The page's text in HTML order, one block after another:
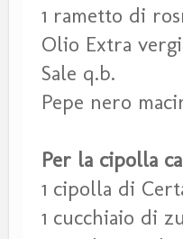
1 rametto di
Olio Extra
Sale q.b.
Pepe nero
Per la cipolla
1 cipolla di
1 cucchiaio di